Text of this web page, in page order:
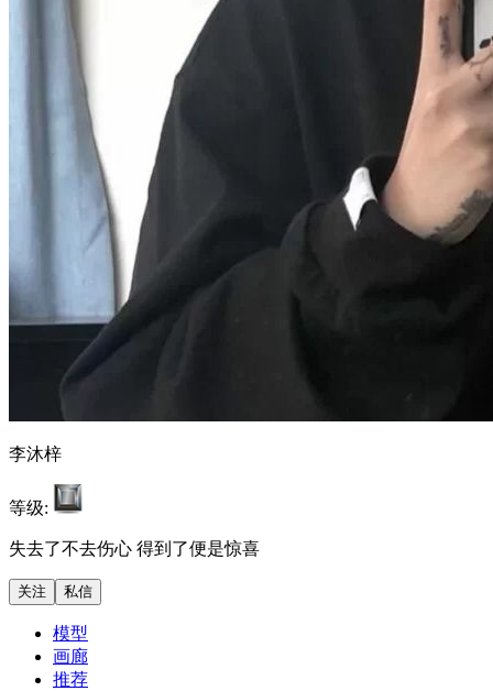
李沐梓
等级:
失去了不去伤心 得到了便是惊喜
模型
画廊
推荐